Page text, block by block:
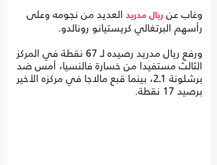
وغاب عن ريال مدريد العديد من نجومه وعلى
رأسهم البرتغالي كريستيانو رونالدو.
ورفع ريال مدريد رصيده لـ 67 نقطة في المركز
الثالث مستفيدا من خسارة فالنسيا، أمس ضد
برشلونة 1ـ2، بينما قبع مالاجا في مركزه الأخير
برصيد 17 نقطة.